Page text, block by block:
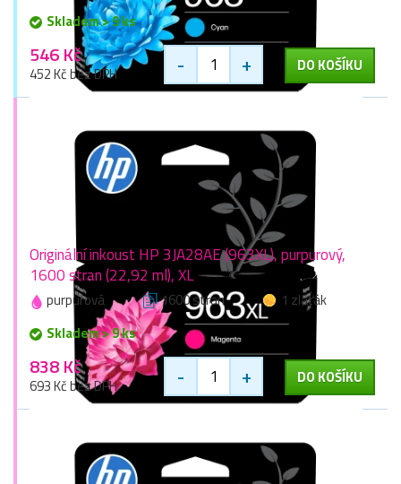
Skladem > 9 ks
546 Kč
452 Kč bez DPH - + DO KOŠÍKU
Originální inkoust HP 3JA28AE (963XL), purpurový,
1600 stran (22,92 ml), XL
purpurová 1600 stran
1 zlaťák
Skladem > 9 ks
838 Kč
693 Kč bez DPH - + DO KOŠÍKU